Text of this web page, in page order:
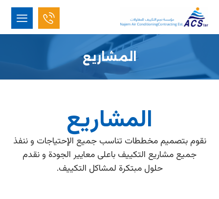
المشاريع
المشاريع
نقوم بتصميم مخططات تناسب جميع الإحتياجات و ننفذ
جميع مشاريع التكييف باعلى معايير الجودة و نقدم
حلول مبتكرة لمشاكل التكييف.